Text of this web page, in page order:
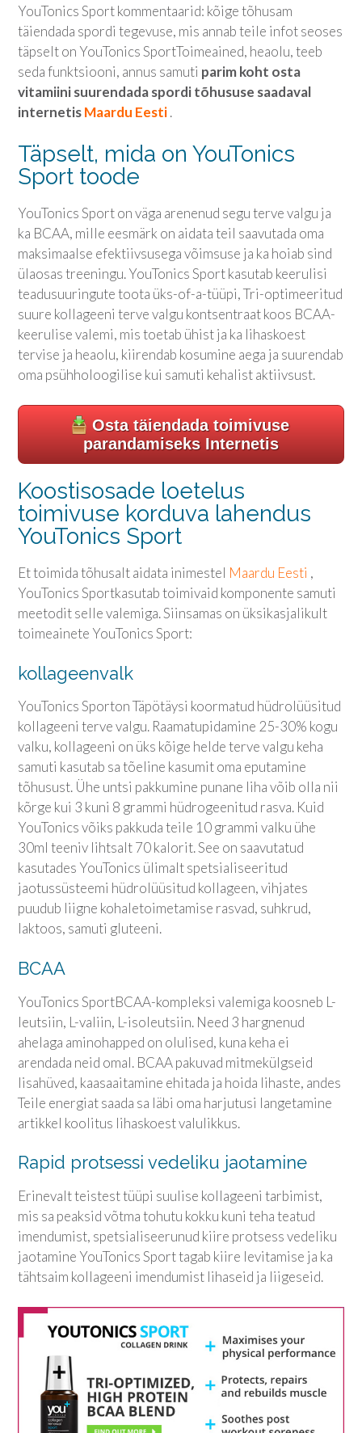
YouTonics Sportkommentaarid: kõige tõhusam
täiendada spordi tegevuse, mis annab teile infot seoses
täpselt on YouTonics SportToimeained, heaolu, teeb
seda funktsiooni, annus samuti parim koht osta
vitamiini suurendada spordi tõhususe saadaval
internetisMaardu Eesti.
Täpselt, mida on YouTonics
Sport toode
YouTonics Sporton väga arenenud segu terve valgu ja
ka BCAA, mille eesmärk on aidata teil saavutada oma
maksimaalse efektiivsusega võimsuse ja ka hoiab sind
ülaosas treeningu.YouTonics Sportkasutab keerulisi
teadusuuringute toota üks-of-a-tüüpi, Tri-optimeeritud
suure kollageeni terve valgu kontsentraat koos BCAA-
keerulise valemi, mis toetab ühist ja ka lihaskoest
tervise ja heaolu, kiirendab kosumine aega ja suurendab
oma psühholoogilise kui samuti kehalist aktiivsust.
Osta täiendada toimivuse
parandamiseks Internetis
Koostisosade loetelus
toimivuse korduva lahendus
YouTonics Sport
Et toimida tõhusalt aidata inimestel Maardu Eesti ,
YouTonics Sportkasutab toimivaid komponente samuti
meetodit selle valemiga. Siinsamas on üksikasjalikult
toimeainete YouTonics Sport:
kollageenvalk
YouTonics Sporton Täpötäysi koormatud hüdrolüüsitud
kollageeni terve valgu. Raamatupidamine 25-30% kogu
valku, kollageeni on üks kõige helde terve valgu keha
samuti kasutab sa tõeline kasumit oma eputamine
tõhusust. Ühe untsi pakkumine punane liha võib olla nii
kõrge kui 3 kuni 8 grammi hüdrogeenitud rasva. Kuid
YouTonics võiks pakkuda teile 10 grammi valku ühe
30ml teeniv lihtsalt 70 kalorit. See on saavutatud
kasutades YouTonics ülimalt spetsialiseeritud
jaotussüsteemi hüdrolüüsitud kollageen, vihjates
puudub liigne kohaletoimetamise rasvad, suhkrud,
laktoos, samuti gluteeni.
BCAA
YouTonics SportBCAA-kompleksi valemiga koosneb L-
leutsiin, L-valiin, L-isoleutsiin. Need 3 hargnenud
ahelaga aminohapped on olulised, kuna keha ei
arendada neid omal. BCAA pakuvad mitmekülgseid
lisahüved, kaasaaitamine ehitada ja hoida lihaste, andes
Teile energiat saada sa läbi oma harjutusi langetamine
artikkel koolitus lihaskoest valulikkus.
Rapid protsessi vedeliku jaotamine
Erinevalt teistest tüüpi suulise kollageeni tarbimist,
mis sa peaksid võtma tohutu kokku kuni teha teatud
imendumist, spetsialiseerunud kiire protsess vedeliku
jaotamine YouTonics Sporttagab kiire levitamise ja ka
tähtsaim kollageeni imendumist lihaseid ja liigeseid.